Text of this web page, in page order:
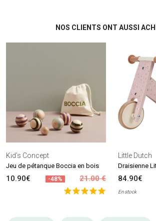
NOS CLIENTS ONT AUSSI
Kid's Concept
Jeu de pétanque Boccia en bois
10.90€ -48% 21.00 €
Little Dutch
Draisienne
84.90€
En stock